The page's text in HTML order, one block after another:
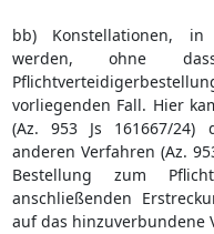
bb) Konstellationen, in
werden, ohne
vorliegenden Fall. Hier
(Az. 953 Js 161667/24)
anderen Verfahren (Az.
Bestellung zum
anschließenden
auf das hinzuverbundene